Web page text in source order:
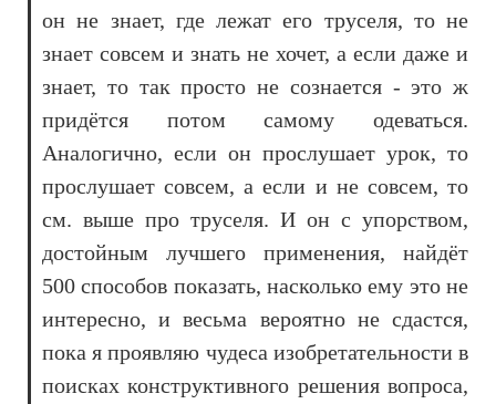
он не знает, где лежат его труселя, то не
знает совсем и знать не хочет, а если даже и
знает, то так просто не сознается - это ж
придётся потом самому одеваться.
Аналогично, если он прослушает урок, то
прослушает совсем, а если и не совсем, то
см. выше про труселя. И он с упорством,
достойным лучшего применения, найдёт
500 способов показать, насколько ему это не
интересно, и весьма вероятно не сдастся,
пока я проявляю чудеса изобретательности в
поисках конструктивного решения вопроса,